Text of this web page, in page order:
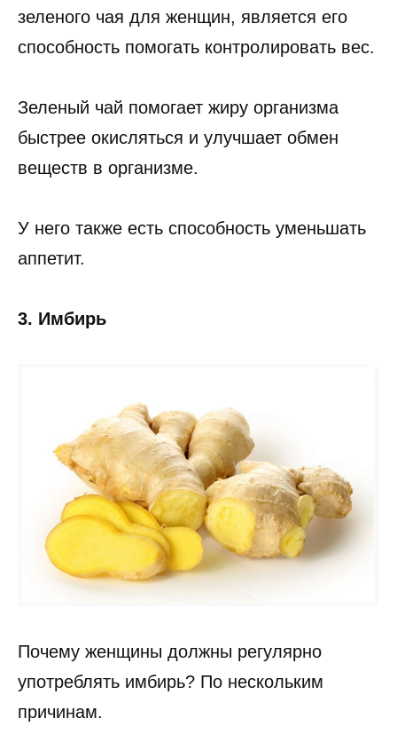
зеленого чая для женщин, является его
способность помогать контролировать вес.
Зеленый чай помогает жиру организма
быстрее окисляться и улучшает обмен
веществ в организме.
У него также есть способность уменьшать
аппетит.
3. Имбирь
Почему женщины должны регулярно
употреблять имбирь? По нескольким
причинам.